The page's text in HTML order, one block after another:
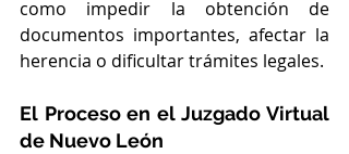
como impedir la obtención de
documentos importantes, afectar la
herencia o dificultar trámites legales.
El Proceso en el Juzgado Virtual
de Nuevo León